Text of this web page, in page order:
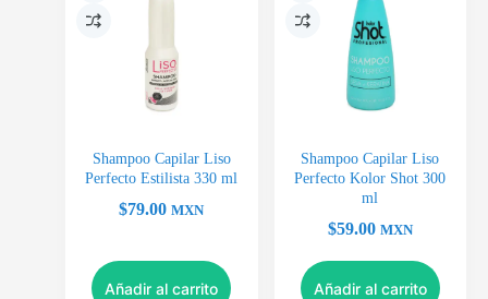
Shampoo Capilar Liso
Perfecto Estilista 330 ml
$79.00 MXN
Añadir al carrito
Shampoo Capilar Liso
Perfecto Kolor Shot 300
ml
$59.00 MXN
Añadir al carrito